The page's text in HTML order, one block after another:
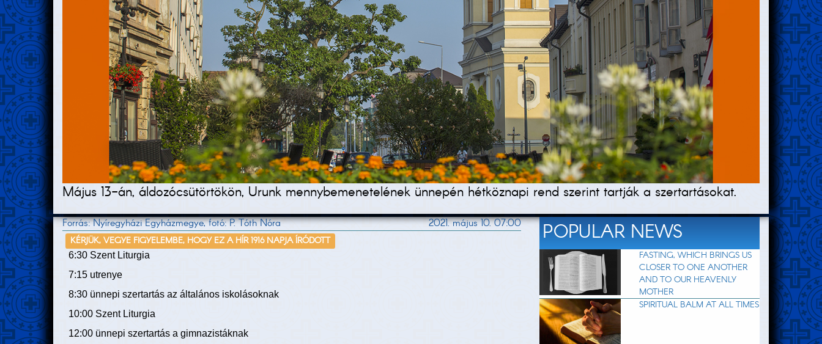
Május 13-án, áldozócsütörtökön, Urunk mennybemenetelének ünnepén hétköznapi rend szerint tartják a szertartásokat.
Forrás: Nyíregyházi Egyházmegye, fotó: P. Tóth Nóra 2021. május 10. 07:00
KÉRJÜK, VEGYE FIGYELEMBE, HOGY EZ A HÍR 1916 NAPJA ÍRÓDOTT
6:30 Szent Liturgia
7:15 utrenye
8:30 ünnepi szertartás az általános iskolásoknak
10:00 Szent Liturgia
12:00 ünnepi szertartás a gimnazistáknak
POPULAR NEWS
FASTING, WHICH BRINGS US
CLOSER TO ONE ANOTHER
AND TO OUR HEAVENLY
MOTHER
SPIRITUAL BALM AT ALL TIMES